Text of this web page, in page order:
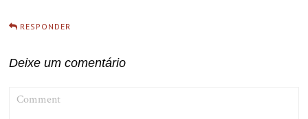
RESPONDER
Deixe um comentário